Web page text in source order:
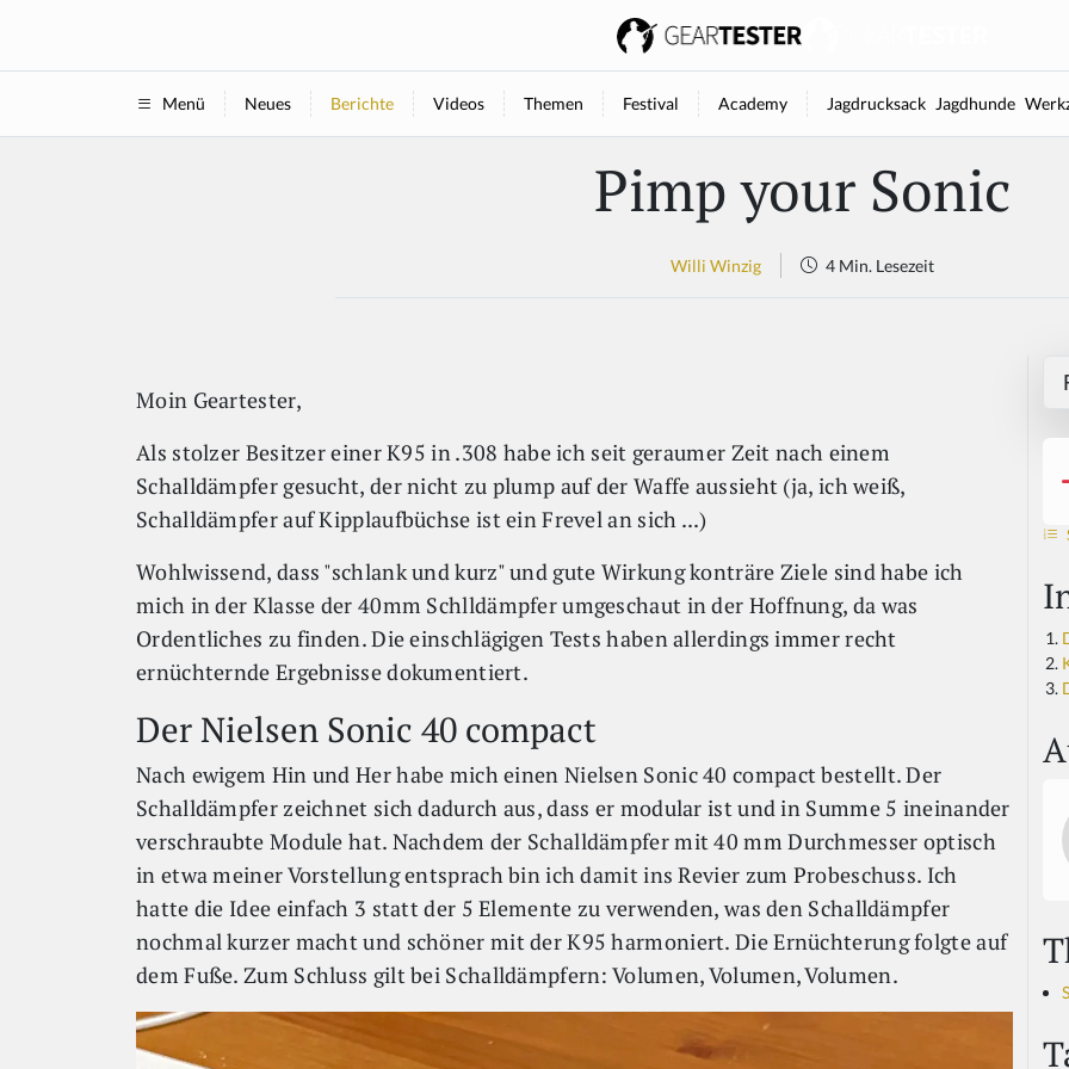
Menü Neues Berichte Videos Themen Festival Academy Jagdrucksack Jagdhunde
Pimp your Sonic
Willi Winzig 4 Min. Lesezeit
Moin Geartester,
Als stolzer Besitzer einer K95 in .308 habe ich seit geraumer Zeit nach einem
Schalldämpfer gesucht, der nicht zu plump auf der Waffe aussieht (ja, ich weiß,
Schalldämpfer auf Kipplaufbüchse ist ein Frevel an sich ...)
Wohlwissend, dass "schlank und kurz" und gute Wirkung konträre Ziele sind habe ich
mich in der Klasse der 40mm Schlldämpfer umgeschaut in der Hoffnung, da was
Ordentliches zu finden. Die einschlägigen Tests haben allerdings immer recht
ernüchternde Ergebnisse dokumentiert.
Der Nielsen Sonic 40 compact
Nach ewigem Hin und Her habe mich einen Nielsen Sonic 40 compact bestellt. Der
Schalldämpfer zeichnet sich dadurch aus, dass er modular ist und in Summe 5 ineinander
verschraubte Module hat. Nachdem der Schalldämpfer mit 40 mm Durchmesser optisch
in etwa meiner Vorstellung entsprach bin ich damit ins Revier zum Probeschuss. Ich
hatte die Idee einfach 3 statt der 5 Elemente zu verwenden, was den Schalldämpfer
nochmal kurzer macht und schöner mit der K95 harmoniert. Die Ernüchterung folgte auf
dem Fuße. Zum Schluss gilt bei Schalldämpfern: Volumen, Volumen, Volumen.